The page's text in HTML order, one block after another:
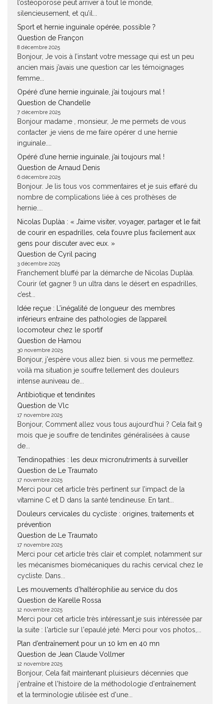
l’ostéoporose peut arriver à tout le monde,
silencieusement, et qu’il...
Sport et hernie inguinale opérée, possible ?
Question de Françon
8 décembre 2025
Bonjour, Je vois à l’instant votre message qui est un peu
ancien mais j’avais une question car les témoignages
femme...
Opéré d’une hernie inguinale, j’ai toujours mal !
Question de Chandelle
7 décembre 2025
Bonjour madame , monsieur, Je me permets de vous
contacter ,je viens de me faire opérer d une hernie
inguinale....
Opéré d’une hernie inguinale, j’ai toujours mal !
Question de Arnaud Denis
6 décembre 2025
Bonjour. Je lis tous vos commentaires et je suis effaré du
nombre de complications liée à ces prothèses de
hernie....
Nicolas Duplàa : « J’aime visiter, voyager, partager et le fait
de courir en espadrilles, cela t’ouvre plus facilement aux
gens pour discuter avec eux. »
Question de Cyril pacing
3 décembre 2025
Franchement bluffé par la démarche de Nicolas Duplàa.
Courir (et gagner !) un ultra dans le désert en espadrilles,
c’est...
Idée reçue : L’inégalité de longueur des membres
inférieurs entraine des pathologies de l’appareil
locomoteur chez le sportif
Question de Hamou
30 novembre 2025
Bonjour, j'espère vous allez bien. si vous me permettez.
voilà ma situation je souffre tellement des douleurs
intense auniveau de...
Antibiotique et tendinites
Question de Vlc
17 novembre 2025
Bonjour, Comment allez vous tous aujourd'hui ? Cela fait 9
mois que je souffre de tendinites généralisées à cause
de...
Tendinopathies : les deux micronutriments à surveiller
Question de Le Traumato
17 novembre 2025
Merci pour cet article très pertinent sur l’impact de la
vitamine C et D dans la santé tendineuse. En tant...
Douleurs cervicales du cycliste : origines, traitements et
prévention
Question de Le Traumato
17 novembre 2025
Merci pour cet article très clair et complet, notamment sur
les mécanismes biomécaniques du rachis cervical chez le
cycliste. Dans...
Les mouvements d’haltérophilie au service du dos
Question de Karelle Rossa
12 novembre 2025
Merci pour cet article très intéressant.je suis intéressée par
la suite : l'article sur l'epaulé jeté. Merci pour vos photos,...
Plan d’entraînement pour un 10 km en 40 mn
Question de Jean Claude Vollmer
12 novembre 2025
Bonjour, Cela fait maintenant pluisieurs décennies que
j'entraîne et l'histoire de la méthodologie d'entraînement
et la terminologie utilisée est d'une...